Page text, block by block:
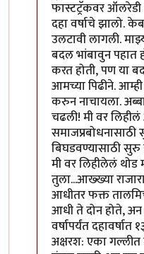
फास्टट्रॅकवर
दहा वर्षाचे झालो.
उलटावी लागली.
बदल भांबावुन पहात
करत होती, पण या
आमच्या पिढीने.
करुन नाचायला.
चढली! मी वर
बिघडवण्यासाठी
मी वर लिहीलेलं
तुला...आख्ख्या
आधीतर फक्त
आधी ते दोन होते, अन
वर्षापर्यंत
अक्षरश: एका